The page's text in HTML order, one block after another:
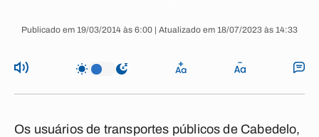
Publicado em 19/03/2014 às 6:00 | Atualizado em 18/07/2023 às 14:33
Os usuários de transportes públicos de Cabedelo,